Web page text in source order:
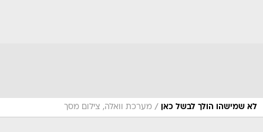
לא שמישהו הולך לבשל כאן / מערכת וואלה, צילום מסך